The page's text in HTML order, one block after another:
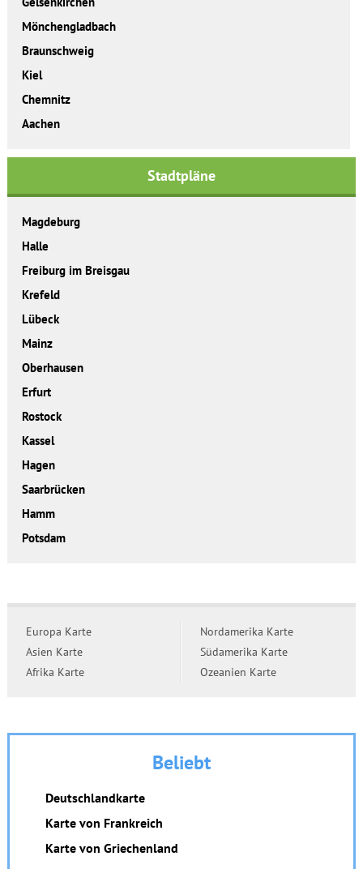
Mönchengladbach
Braunschweig
Kiel
Chemnitz
Aachen
Stadtpläne
Magdeburg
Halle
Freiburg im Breisgau
Krefeld
Lübeck
Mainz
Oberhausen
Erfurt
Rostock
Kassel
Hagen
Saarbrücken
Hamm
Potsdam
Europa Karte
Asien Karte
Afrika Karte
Nordamerika Karte
Südamerika Karte
Ozeanien Karte
Beliebt
Deutschlandkarte
Karte von Frankreich
Karte von Griechenland